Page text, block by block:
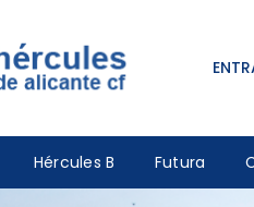
Hércules B Futura